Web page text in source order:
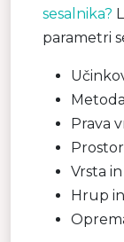
sesalnika?
parametri
Prava
Vrsta
Hrup